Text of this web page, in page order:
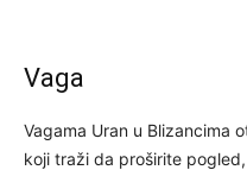
Vaga
Vagama Uran u Blizancima
koji traži da proširite